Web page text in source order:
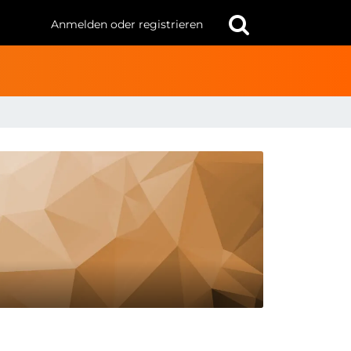
Anmelden oder registrieren